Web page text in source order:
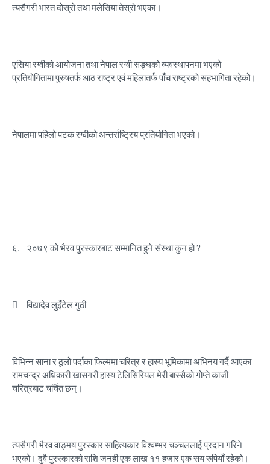
त्यसैगरी भारत दोस्रो तथा मलेसिया तेस्रो भएका।
एसिया रग्वीको आयोजना तथा नेपाल रग्वी सङ्घको व्यवस्थापनमा भएको
प्रतियोगितामा पुरुषतर्फ आठ राष्ट्र एवं महिलातर्फ पाँच राष्ट्रको सहभागिता रहेको।
नेपालमा पहिलो पटक रग्वीको अन्तर्राष्ट्रिय प्रतियोगिता भएको।
६. २०७९ को भैरव पुरस्कारबाट सम्मानित हुने संस्था कुन हो ?
 विद्यादेव लुइँटेल गुठी
विभिन्न साना र ठूलो पर्दाका फिल्ममा चरित्र र हास्य भूमिकामा अभिनय गर्दै आएका
रामचन्द्र अधिकारी खासगरी हास्य टेलिसिरियल मेरी बास्सैको गोप्ते काजी
चरित्रबाट चर्चित छन्।
त्यसैगरी भैरव वाङ्मय पुरस्कार साहित्यकार विश्वम्भर चञ्चललाई प्रदान गरिने
भएको। दुवै पुरस्कारको राशि जनही एक लाख ११ हजार एक सय रुपियाँ रहेको।